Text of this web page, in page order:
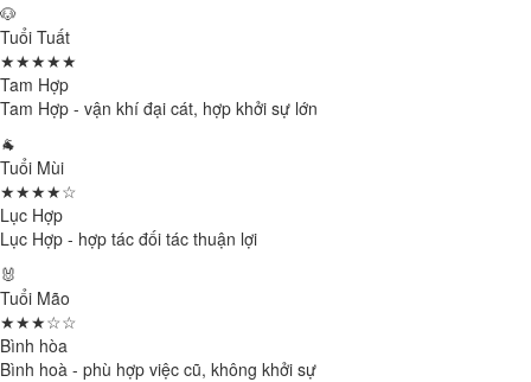
🐶
Tuổi Tuất
★★★★★
Tam Hợp
Tam Hợp - vận khí đại cát, hợp khởi sự lớn
🐐
Tuổi Mùi
★★★★☆
Lục Hợp
Lục Hợp - hợp tác đối tác thuận lợi
🐰
Tuổi Mão
★★★☆☆
Bình hòa
Bình hoà - phù hợp việc cũ, không khởi sự